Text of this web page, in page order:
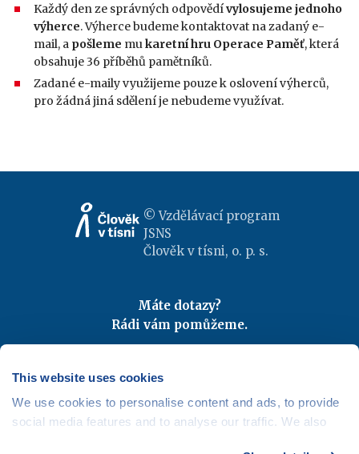
This website uses cookies
We use cookies to personalise content and ads, to provide
social media features and to analyse our traffic. We also
Každý den ze správných odpovědívylosujeme jednoho
výherce. Výherce budeme kontaktovat na zadaný e-
mail, a pošleme mukaretní hru Operace Paměť, která
obsahuje 36 příběhů pamětníků.
Zadané e-maily využijeme pouze k oslovení výherců,
pro žádná jiná sdělení je nebudeme využívat.
© Vzdělávací program
JSNS
Člověk v tísni, o. p. s.
Máte dotazy?
Rádi vám pomůžeme.
Odebírejte newslettery
Mapa webu |Kariéra
Osobní údaje|Cookies